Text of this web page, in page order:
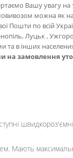
Вашу увагу на
можна як на
Пошти по всій
Луцьк ,
та в інших
на замовлення
швидкороз'ємні
Мають